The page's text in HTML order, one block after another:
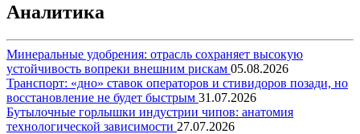
Аналитика
Минеральные удобрения: отрасль сохраняет высокую
устойчивость вопреки внешним рискам 05.08.2026
Транспорт: «дно» ставок операторов и стивидоров позади, но
восстановление не будет быстрым 31.07.2026
Бутылочные горлышки индустрии чипов: анатомия
технологической зависимости 27.07.2026